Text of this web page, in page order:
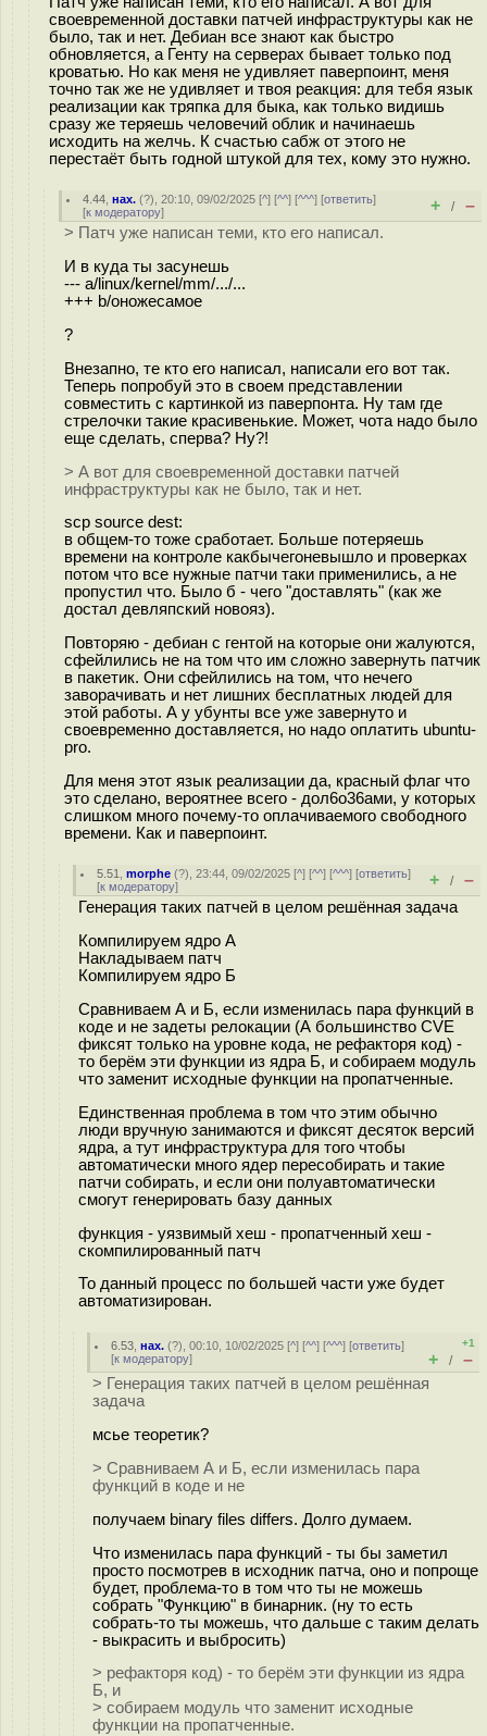
своевременной доставки патчей инфраструктуры как не
было, так и нет. Дебиан все знают как быстро
обновляется, а Генту на серверах бывает только под
кроватью. Но как меня не удивляет паверпоинт, меня
точно так же не удивляет и твоя реакция: для тебя язык
реализации как тряпка для быка, как только видишь
сразу же теряешь человечий облик и начинаешь
исходить на желчь. К счастью сабж от этого не
перестаёт быть годной штукой для тех, кому это нужно.
4.44 ,нах. (?), 20:10, 09/02/2025 [^] [^^] [^^^] [ответить]
[к модератору] + / –
> Патч уже написан теми, кто его написал.
И в куда ты засунешь
--- a/linux/kernel/mm/.../...
+++ b/оножесамое
?
Внезапно, те кто его написал, написали его вот так.
Теперь попробуй это в своем представлении
совместить с картинкой из паверпонта. Ну там где
стрелочки такие красивенькие. Может, чота надо было
еще сделать, сперва? Ну?!
> А вот для своевременной доставки патчей
инфраструктуры как не было, так и нет.
scp source dest:
в общем-то тоже сработает. Больше потеряешь
времени на контроле какбычегоневышло и проверках
потом что все нужные патчи таки применились, а не
пропустил что. Было б - чего "доставлять" (как же
достал девляпский новояз).
Повторяю - дебиан с гентой на которые они жалуются,
сфейлились не на том что им сложно завернуть патчик
в пакетик. Они сфейлились на том, что нечего
заворачивать и нет лишних бесплатных людей для
этой работы. А у убунты все уже завернуто и
своевременно доставляется, но надо оплатить ubuntu-
pro.
Для меня этот язык реализации да, красный флаг что
это сделано, вероятнее всего - дол6о36ами, у которых
слишком много почему-то оплачиваемого свободного
времени. Как и паверпоинт.
5.51 ,morphe (?), 23:44, 09/02/2025 [^] [^^] [^^^] [ответить]
[к модератору] + / –
Генерация таких патчей в целом решённая задача
Компилируем ядро А
Накладываем патч
Компилируем ядро Б
Сравниваем А и Б, если изменилась пара функций в
коде и не задеты релокации (А большинство CVE
фиксят только на уровне кода, не рефакторя код) -
то берём эти функции из ядра Б, и собираем модуль
что заменит исходные функции на пропатченные.
Единственная проблема в том что этим обычно
люди вручную занимаются и фиксят десяток версий
ядра, а тут инфраструктура для того чтобы
автоматически много ядер пересобирать и такие
патчи собирать, и если они полуавтоматически
смогут генерировать базу данных
функция - уязвимый хеш - пропатченный хеш -
скомпилированный патч
То данный процесс по большей части уже будет
автоматизирован.
6.53 ,нах. (?), 00:10, 10/02/2025 [^] [^^] [^^^] [ответить]
[к модератору]
+1
+ / –
> Генерация таких патчей в целом решённая
задача
мсье теоретик?
> Сравниваем А и Б, если изменилась пара
функций в коде и не
получаем binary files differs. Долго думаем.
Что изменилась пара функций - ты бы заметил
просто посмотрев в исходник патча, оно и попроще
будет, проблема-то в том что ты не можешь
собрать "Функцию" в бинарник. (ну то есть
собрать-то ты можешь, что дальше с таким делать
- выкрасить и выбросить)
> рефакторя код) - то берём эти функции из ядра
Б, и
> собираем модуль что заменит исходные
функции на пропатченные.